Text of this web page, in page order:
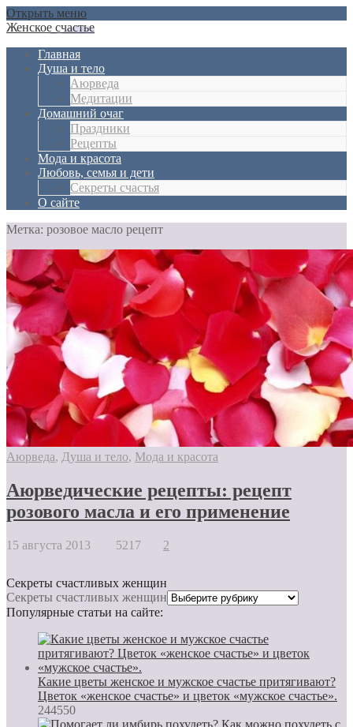
Открыть меню
Женское счастье
Главная
Душа и тело
Aюрведа
Медитации
Домашний очаг
Праздники
Рецепты
Мода и красота
Любовь, семья и дети
Секреты счастья
О сайте
Метка: розовое масло рецепт
Aюрведа, Душа и тело, Мода и красота
Аюрведические рецепты: рецепт
розового масла и его применение
15 августа 2013 5217 2
Секреты счастливых женщин
Секреты счастливых женщин
Популярные статьи на сайте:
Какие цветы женское и мужское счастье притягивают?
Цветок «женское счастье» и цветок «мужское счастье».
244550